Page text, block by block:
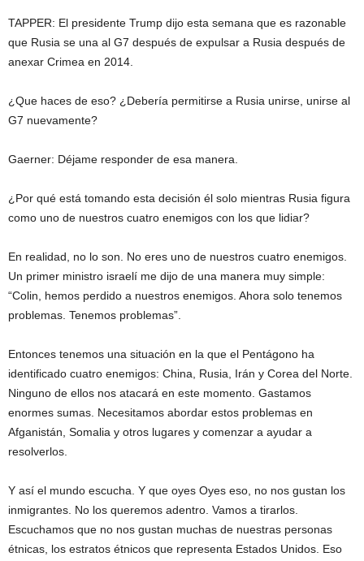
TAPPER: El presidente Trump dijo esta semana que es razonable
que Rusia se una al G7 después de expulsar a Rusia después de
anexar Crimea en 2014.
¿Que haces de eso? ¿Debería permitirse a Rusia unirse, unirse al
G7 nuevamente?
Gaerner: Déjame responder de esa manera.
¿Por qué está tomando esta decisión él solo mientras Rusia figura
como uno de nuestros cuatro enemigos con los que lidiar?
En realidad, no lo son. No eres uno de nuestros cuatro enemigos.
Un primer ministro israelí me dijo de una manera muy simple:
“Colin, hemos perdido a nuestros enemigos. Ahora solo tenemos
problemas. Tenemos problemas”.
Entonces tenemos una situación en la que el Pentágono ha
identificado cuatro enemigos: China, Rusia, Irán y Corea del Norte.
Ninguno de ellos nos atacará en este momento. Gastamos
enormes sumas. Necesitamos abordar estos problemas en
Afganistán, Somalia y otros lugares y comenzar a ayudar a
resolverlos.
Y así el mundo escucha. Y que oyes Oyes eso, no nos gustan los
inmigrantes. No los queremos adentro. Vamos a tirarlos.
Escuchamos que no nos gustan muchas de nuestras personas
étnicas, los estratos étnicos que representa Estados Unidos. Eso